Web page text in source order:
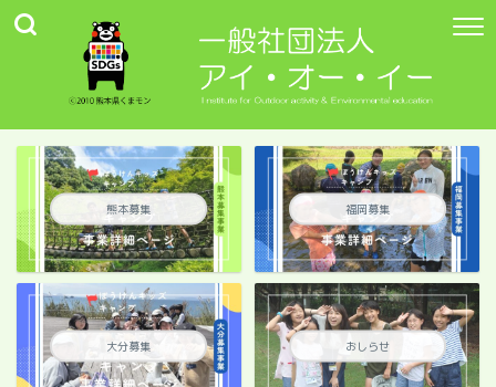
熊本募集 福岡募集
大分募集 おしらせ